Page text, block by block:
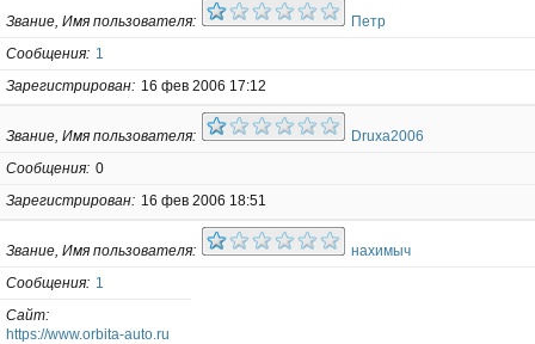
Звание, Имя пользователя
Петр
Сообщения
1
Зарегистрирован
16 фев 2006 17:12
Звание, Имя пользователя
Druxa2006
Сообщения 0
Зарегистрирован
16 фев 2006 18:51
Звание, Имя пользователя
нахимыч
Сообщения
1
Сайт
https://www.orbita-auto.ru